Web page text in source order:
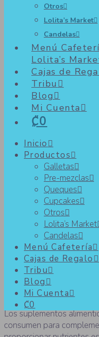
Otros
Lolita’s Market
Candelas
Menú
Lolita’s
Cajas de
Tribu
Blog
Mi Cuenta
₡0
Inicio
Productos
Galletas
Pre-mezclas
Queques
Cupcakes
Otros
Lolita’s Market
Candelas
Menú Cafetería
Cajas de Regalo
Tribu
Blog
Mi Cuenta
₡0
Mitos y
suplementos
Los suplementos
consumen para